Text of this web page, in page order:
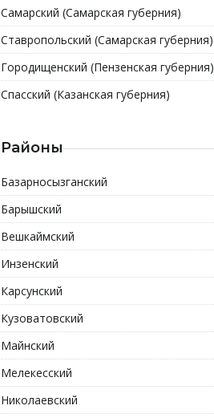
Самарский (Самарская губерния)
Ставропольский (Самарская губерния)
Городищенский (Пензенская губерния)
Спасский (Казанская губерния)
Районы
Базарносызганский
Барышский
Вешкаймский
Инзенский
Карсунский
Кузоватовский
Майнский
Мелекесский
Николаевский